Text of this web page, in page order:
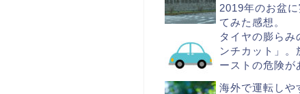
2019年のお盆
てみた感想。
タイヤの膨らみ
ンチカット」。
ーストの危険が
海外で運転しや